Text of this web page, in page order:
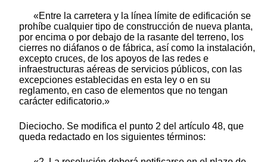
«Entre la carretera y la línea límite de edificación se
prohíbe cualquier tipo de construcción de nueva planta,
por encima o por debajo de la rasante del terreno, los
cierres no diáfanos o de fábrica, así como la instalación,
excepto cruces, de los apoyos de las redes e
infraestructuras aéreas de servicios públicos, con las
excepciones establecidas en esta ley o en su
reglamento, en caso de elementos que no tengan
carácter edificatorio.»
Dieciocho. Se modifica el punto 2 del artículo 48, que
queda redactado en los siguientes términos: